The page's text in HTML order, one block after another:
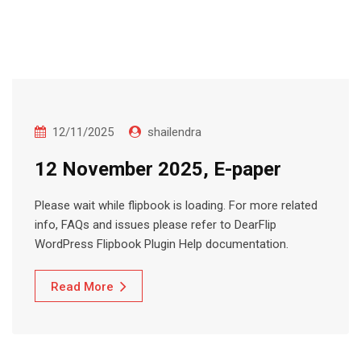
12/11/2025 shailendra
12 November 2025, E-paper
Please wait while flipbook is loading. For more related
info, FAQs and issues please refer to DearFlip
WordPress Flipbook Plugin Help documentation.
Read More